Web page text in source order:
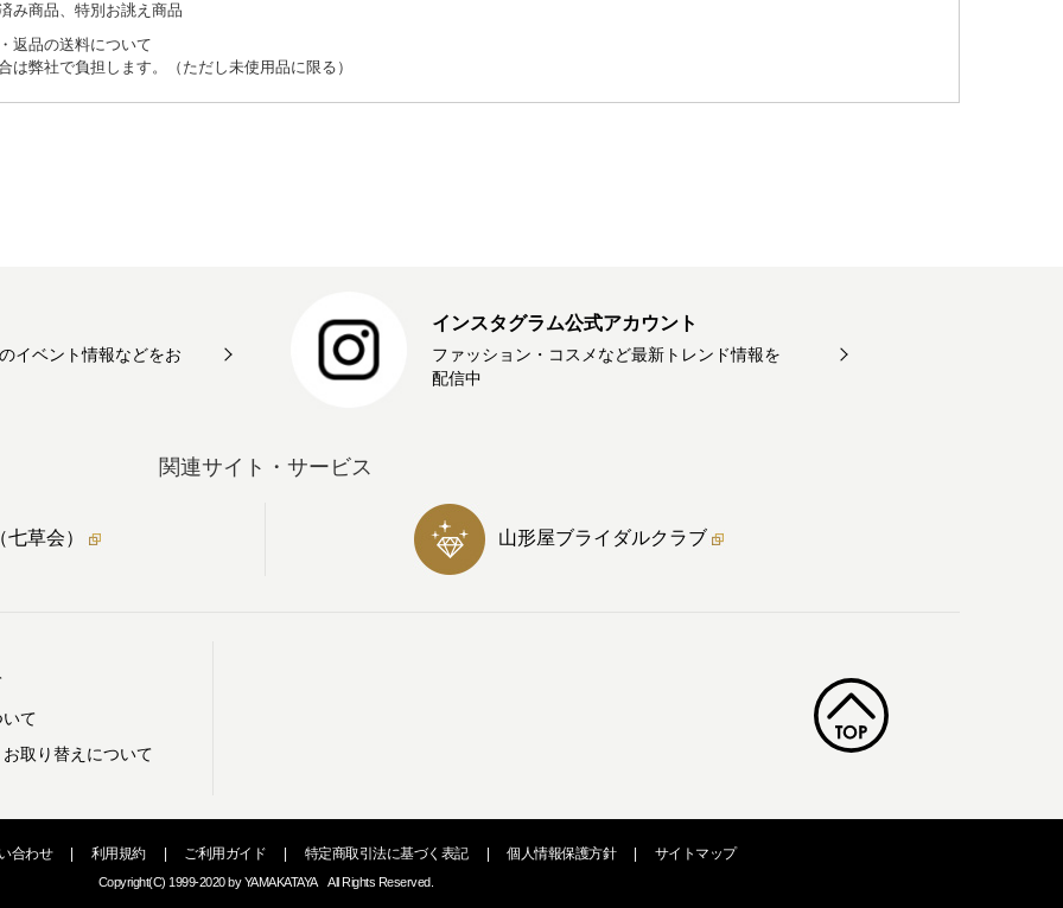
み商品、特別お誂え商品
返品の送料について
は弊社で負担します。（ただし未使用品に限る）
イベント情報などをお
インスタグラム公式アカウント
ファッション・コスメなど最新トレンド情報を
配信中
関連サイト・サービス
七草会） 山形屋ブライダルクラブ
て
取り替えについて
合わせ | 利用規約 | ご利用ガイド | 特定商取引法に基づく表記 | 個人情報保護方針 | サイトマップ
Copyright(C) 1999-2020 by YAMAKATAYA All Rights Reserved.